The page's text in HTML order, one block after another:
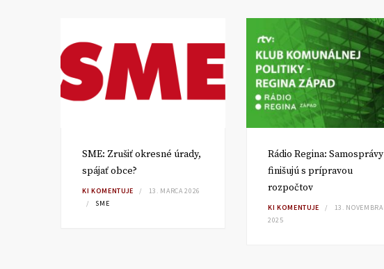
SME: Zrušiť okresné úrady,
spájať obce?
KI KOMENTUJE
13. MARCA 2026
SME
Rádio Regina: Samosprávy
finišujú s prípravou
rozpočtov
KI KOMENTUJE
13. NOVEMBRA
2025